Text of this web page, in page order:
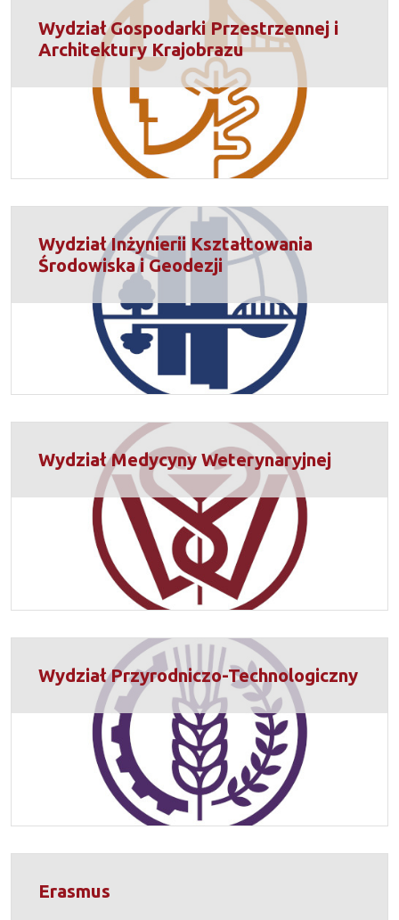
Wydział Gospodarki Przestrzennej i
Architektury Krajobrazu
Wydział Inżynierii Kształtowania
Środowiska i Geodezji
Wydział Medycyny Weterynaryjnej
Wydział Przyrodniczo-Technologiczny
Erasmus